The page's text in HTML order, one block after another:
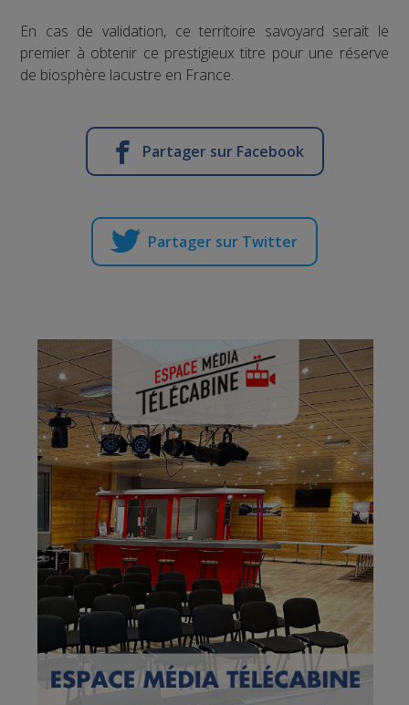
En cas de validation, ce territoire savoyard serait le
premier à obtenir ce prestigieux titre pour une réserve
de biosphère lacustre en France.
Partager sur Facebook
Partager sur Twitter